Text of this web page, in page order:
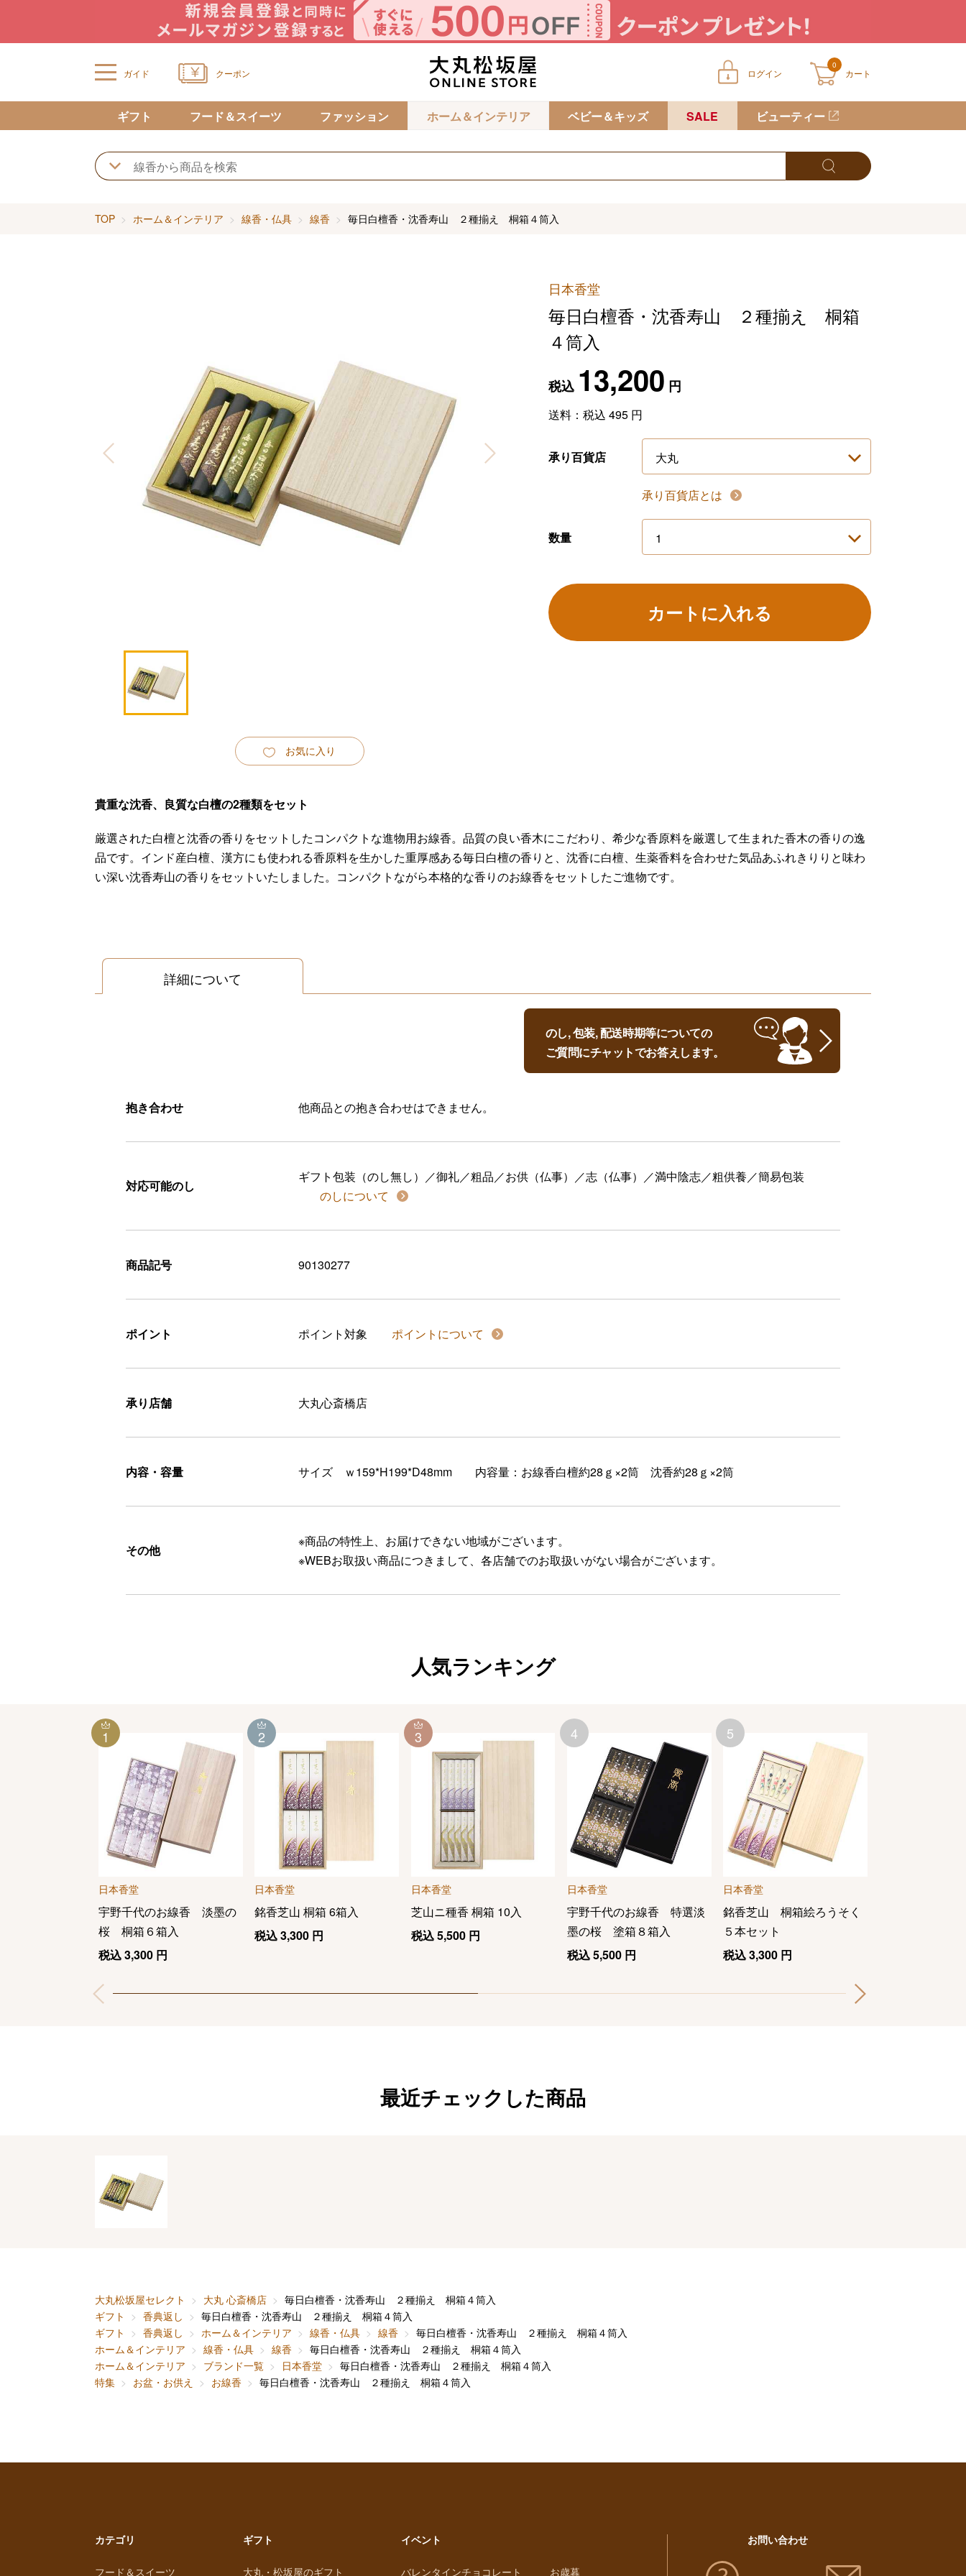
ガイド クーポン ログイン
0
カート
カートに商品が入っていません
ギフト フード＆スイーツ ファッション ホーム＆インテリア ベビー＆キッズ SALE ビューティー
TOP ホーム＆インテリア 線香・仏具 線香 毎日白檀香・沈香寿山 ２種揃え 桐箱４筒入
お気に入り
日本香堂
毎日白檀香・沈香寿山 ２種揃え 桐箱
４筒入
税込 13,200 円
送料：税込 495円
承り百貨店
承り百貨店とは
数量
カートに入れる
貴重な沈香、良質な白檀の2種類をセット
厳選された白檀と沈香の香りをセットしたコンパクトな進物用お線香。品質の良い香木にこだわり、希少な香原料を厳選して生まれた香木の香りの逸
品です。インド産白檀、漢方にも使われる香原料を生かした重厚感ある毎日白檀の香りと、沈香に白檀、生薬香料を合わせた気品あふれきりりと味わ
い深い沈香寿山の香りをセットいたしました。コンパクトながら本格的な香りのお線香をセットしたご進物です。
詳細について
のし, 包装, 配送時期等についての
ご質問にチャットでお答えします。
抱き合わせ 他商品との抱き合わせはできません。
対応可能のし
ギフト包装（のし無し）／御礼／粗品／お供（仏事）／志（仏事）／満中陰志／粗供養／簡易包装
のしについて
商品記号 90130277
ポイント ポイント対象 ポイントについて
承り店舗 大丸心斎橋店
内容・容量 サイズ ｗ159*H199*D48mm 内容量：お線香白檀約28ｇ×2筒 沈香約28ｇ×2筒
その他
※商品の特性上、お届けできない地域がございます。
※WEBお取扱い商品につきまして、各店舗でのお取扱いがない場合がございます。
人気ランキング
日本香堂
宇野千代のお線香 淡墨の
桜 桐箱６箱入
税込3,300 円
1
日本香堂
銘香芝山 桐箱 6箱入
税込3,300 円
2
日本香堂
芝山ニ種香 桐箱 10入
税込5,500円
3
日本香堂
宇野千代のお線香 特選淡
墨の桜 塗箱８箱入
税込5,500 円
4
日本香堂
銘香芝山 桐箱絵ろうそく
５本セット
税込3,300 円
5
最近チェックした商品
大丸松坂屋セレクト 大丸 心斎橋店
毎日白檀香・沈香寿山 ２種揃え 桐箱４筒入
ギフト
香典返し
毎日白檀香・沈香寿山 ２種揃え 桐箱４筒入
ギフト
香典返し ホーム＆インテリア 線香・仏具 線香
毎日白檀香・沈香寿山 ２種揃え 桐箱４筒入
ホーム＆インテリア
線香・仏具 線香
毎日白檀香・沈香寿山 ２種揃え 桐箱４筒入
ホーム＆インテリア
ブランド一覧 日本香堂
毎日白檀香・沈香寿山 ２種揃え 桐箱４筒入
特集
お盆・お供え お線香 毎日白檀香・沈香寿山 ２種揃え 桐箱４筒入
カテゴリ
フード＆スイーツ
ギフト
大丸・松坂屋のギフト
イベント
バレンタインチョコレート お歳暮
お問い合わせ